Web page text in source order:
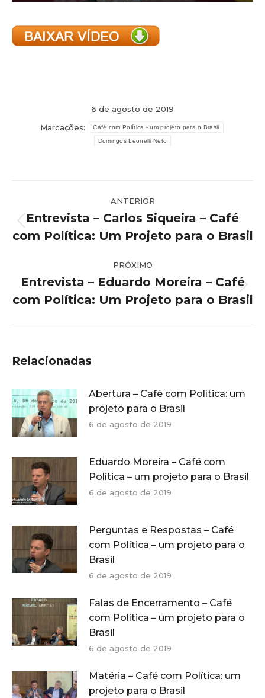
6 de agosto de 2019
Marcações:
Café com Política - um projeto para o Brasil
Domingos Leonelli Neto
de
post:
ANTERIOR
anterior:
Entrevista – Carlos Siqueira – Café
com Política: Um Projeto para o Brasil
PRÓXIMO
post:
Entrevista – Eduardo Moreira – Café
com Política: Um Projeto para o Brasil
Relacionadas
Abertura – Café com Política: um
projeto para o Brasil
6 de agosto de 2019
Eduardo Moreira – Café com
Política – um projeto para o Brasil
6 de agosto de 2019
Perguntas e Respostas – Café
com Política – um projeto para o
Brasil
6 de agosto de 2019
Falas de Encerramento – Café
com Política – um projeto para o
Brasil
6 de agosto de 2019
Matéria – Café com Política: um
projeto para o Brasil